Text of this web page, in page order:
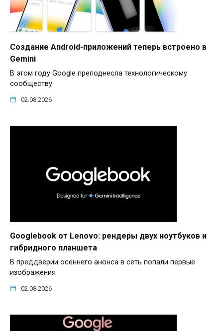
Создание Android-приложений теперь встроено в
Gemini
В этом году Google преподнесла технологическому
сообществу
02.08.2026
Googlebook от Lenovo: рендеры двух ноутбуков и
гибридного планшета
В преддверии осеннего анонса в сеть попали первые
изображения
02.08.2026